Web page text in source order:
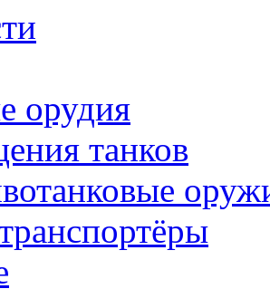
орудия
танков